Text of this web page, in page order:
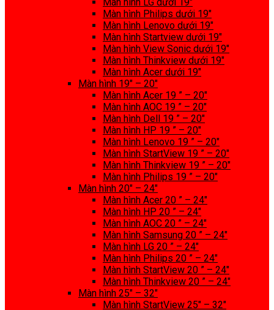
Màn hình Philips dưới 19″
Màn hình Lenovo dưới 19″
Màn hình Startview dưới 19″
Màn hình View Sonic dưới 19″
Màn hình Thinkview dưới 19″
Màn hình Acer dưới 19″
Màn hình 19″ – 20″
Màn hình Acer 19 ” – 20″
Màn hình AOC 19 ” – 20″
Màn hình Dell 19 ” – 20″
Màn hình HP 19 ” – 20″
Màn hình Lenovo 19 ” – 20″
Màn hình StartView 19 ” – 20″
Màn hình Thinkview 19 ” – 20″
Màn hình Philips 19 ” – 20″
Màn hình 20″ – 24″
Màn hình Acer 20 ” – 24″
Màn hình HP 20 ” – 24″
Màn hình AOC 20 ” – 24″
Màn hình Samsung 20 ” – 24″
Màn hình LG 20 ” – 24″
Màn hình Philips 20 ” – 24″
Màn hình StartView 20 ” – 24″
Màn hình Thinkview 20 ” – 24″
Màn hình 25″ – 32″
Màn hình StartView 25″ – 32″